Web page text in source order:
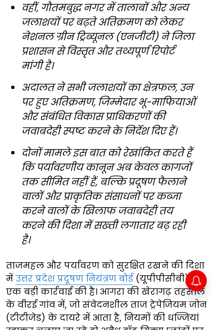
वहीं, गौतमबुद्ध नगर में तालाबों और अन्य
जलाशयों पर बढ़ते अतिक्रमण को लेकर
नेशनल ग्रीन ट्रिब्यूनल (एनजीटी) ने जिला
प्रशासन से विस्तृत और तथ्यपूर्ण रिपोर्ट
मांगी है।
अदालत ने सभी जलाशयों का क्षेत्रफल, उन
पर हुए अतिक्रमण, जिम्मेदार भू-माफियाओं
और संबंधित विकास प्राधिकरणों की
जवाबदेही स्पष्ट करने के निर्देश दिए हैं।
दोनों मामले इस बात को रेखांकित करते हैं
कि पर्यावरणीय कानून अब केवल कागजों
तक सीमित नहीं हैं, बल्कि प्रदूषण फैलाने
वालों और प्राकृतिक संसाधनों पर कब्जा
करने वालों के खिलाफ जवाबदेही तय
करने की दिशा में सख्ती लगातार बढ़ रही
है।
ताजमहल और पर्यावरण को सुरक्षित रखने की दिशा
में उत्तर प्रदेश प्रदूषण नियंत्रण बोर्ड(यूपीपीसीबी) ने
एक बड़ी कार्रवाई की है। आगरा की खेरागढ़ तहसील
के वीरई गांव में, जो संवेदनशील ताज ट्रेपेजियम जोन
(टीटीजेड) के दायरे में आता है, नियमों की धज्जियां